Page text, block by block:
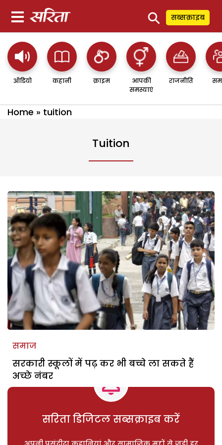
⚲ सब्सक्राइब
ऑडियो कहानी क्राइम
आपकी
समस्याएं
राजनीति
Home » tuition
Tuition
समाज
सरकारी स्कूलों में पढ़ कर भी बच्चे ला सकते हैं
अच्छे नंबर
सरिता डिजिटल सब्सक्राइब करें